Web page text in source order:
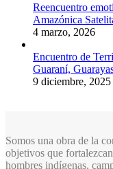
Reencuentro
Amazónica
4 marzo, 2026
Encuentro de
Guaraní,
9 diciembre, 2025
Somos una obra de la
objetivos que
hombres indígenas,